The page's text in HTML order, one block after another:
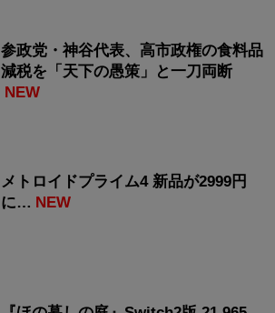
参政党・神谷代表、高市政権の食料品
減税を「天下の愚策」と一刀両断
NEW
メトロイドプライム4 新品が2999円
に… NEW